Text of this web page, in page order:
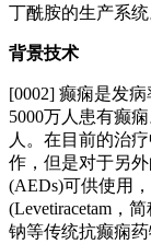
丁酰胺的生产系统
背景技术
[0002] 癫痫是发
5000万人患有癫
人。在目前的治
作，但是对于另
(AEDs)可供使用
(Levetiracetam，
钠等传统抗癫痫